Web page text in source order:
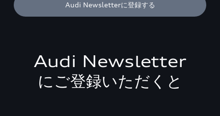
Audi Newsletterに登録する
Audi Newsletter
にご登録いただくと